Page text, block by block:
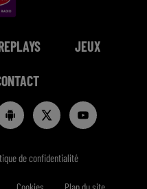
JEUX
de confidentialité